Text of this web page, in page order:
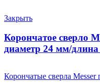
Закрыть
Корончатое сверло
диаметр 24 мм/
Корончатые сверла